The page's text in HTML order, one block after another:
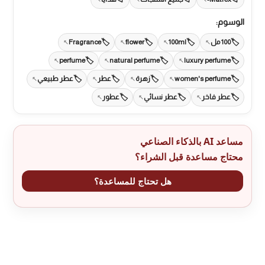
الوسوم:
100 مل 100ml
flower
Fragrance
luxury perfume
natural perfume
perfume
women's perfume زهرة عطر عطر طبيعي
عطر فاخر عطر نسائي عطور
مساعد AI بالذكاء الصناعي
محتاج مساعدة قبل الشراء؟
هل تحتاج للمساعدة؟